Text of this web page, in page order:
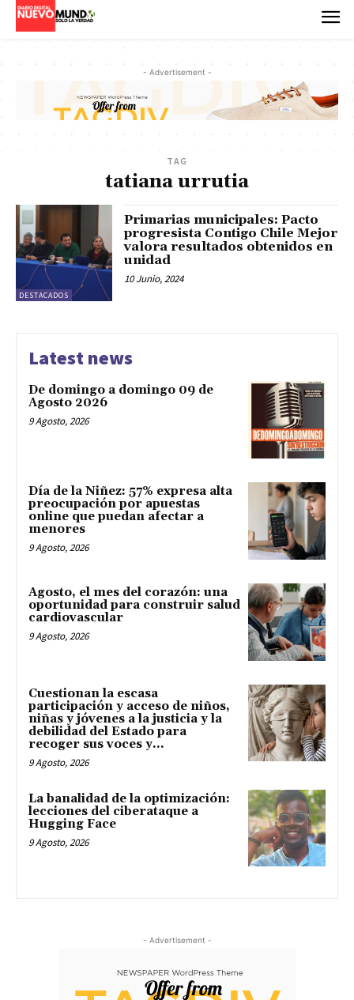
- Advertisement -
TAG
tatiana urrutia
DESTACADOS
Primarias municipales: Pacto
progresista Contigo Chile Mejor
valora resultados obtenidos en
unidad
10 Junio, 2024
Latest news
De domingo a domingo 09 de
Agosto 2026
9 Agosto, 2026
Día de la Niñez: 57% expresa alta
preocupación por apuestas
online que puedan afectar a
menores
9 Agosto, 2026
Agosto, el mes del corazón: una
oportunidad para construir salud
cardiovascular
9 Agosto, 2026
Cuestionan la escasa
participación y acceso de niños,
niñas y jóvenes a la justicia y la
debilidad del Estado para
recoger sus voces y...
9 Agosto, 2026
La banalidad de la optimización:
lecciones del ciberataque a
Hugging Face
9 Agosto, 2026
- Advertisement -